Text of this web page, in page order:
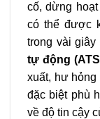
cố, dừng
có thể được
trong vài giây
tự động
xuất, hư hỏng
đặc biệt phù
về độ tin cậy